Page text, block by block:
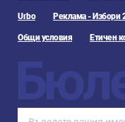
Urbo Реклама - Избори
Общи условия Етичен